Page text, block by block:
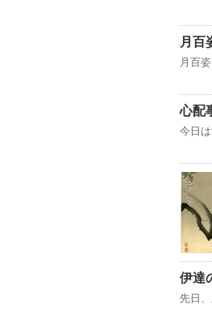
月百
月百
心配
今日
伊達
先日